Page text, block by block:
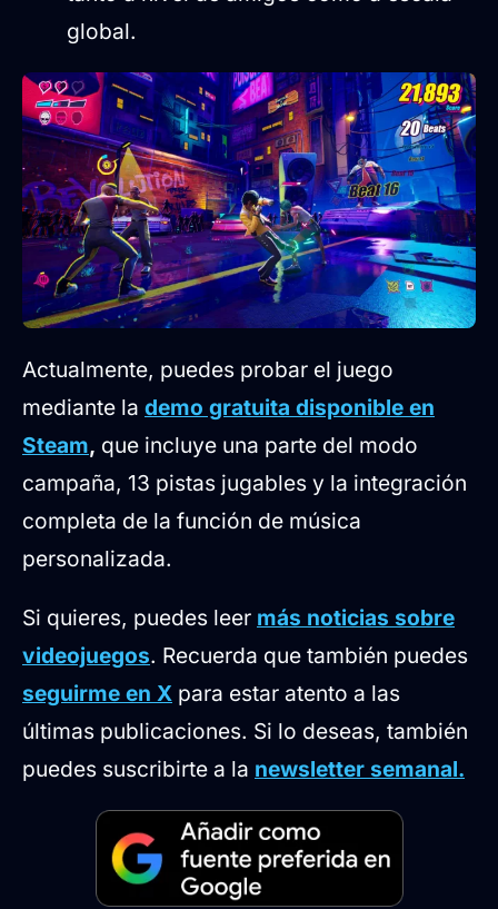
global.
Actualmente, puedes probar el juego
mediante la demo gratuita disponible en
Steam, que incluye una parte del modo
campaña, 13 pistas jugables y la integración
completa de la función de música
personalizada.
Si quieres, puedes leer más noticias sobre
videojuegos. Recuerda que también puedes
seguirme en X para estar atento a las
últimas publicaciones. Si lo deseas, también
puedes suscribirte a la newsletter semanal.